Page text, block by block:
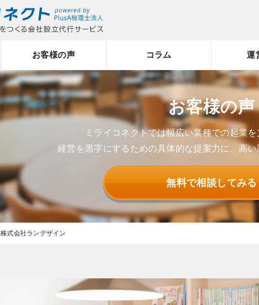
お客様の声 コラム 運
お客様の声
ミライコネクトでは幅広い業種での起業
経営を黒字にするための具体的な提案力に、 高い
無料で相談してみる
株式会社ランデザイン